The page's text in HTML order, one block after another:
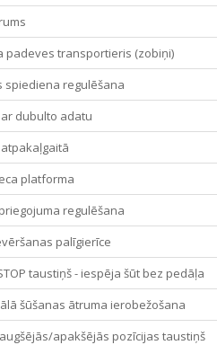
padeves transportieris (zobiņi)
spiediena regulēšana
dubulto adatu
platforma
regulēšana
palīgierīce
taustiņš - iespēja šūt bez pedāļa
šūšanas ātruma ierobežošana
apakšējās pozīcijas taustiņš